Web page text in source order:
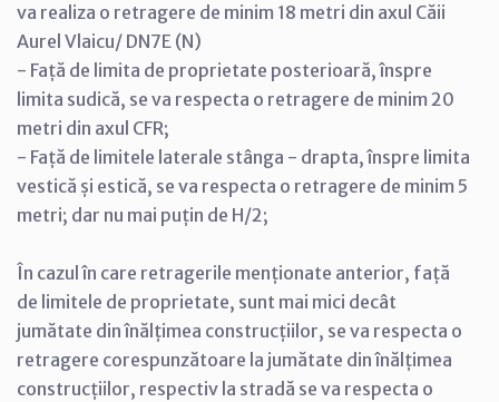
va realiza o retragere de minim 18 metri din axul Căii
Aurel Vlaicu/ DN7E (N)
- Față de limita de proprietate posterioară, înspre
limita sudică, se va respecta o retragere de minim 20
metri din axul CFR;
- Față de limitele laterale stânga - drapta, înspre limita
vestică și estică, se va respecta o retragere de minim 5
metri; dar nu mai puțin de H/2;
În cazul în care retragerile menționate anterior, față
de limitele de proprietate, sunt mai mici decât
jumătate din înălțimea construcțiilor, se va respecta o
retragere corespunzătoare la jumătate din înălțimea
construcțiilor, respectiv la stradă se va respecta o